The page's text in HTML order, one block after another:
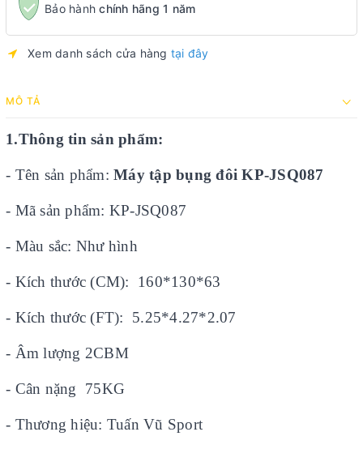
Bảo hànhchính hãng 1 năm
Xem danh sách cửa hàng tại đây
MÔ TẢ
1.Thông tin sản phẩm:
- Tên sản phẩm: Máy tập bụng đôi KP-JSQ087
- Mã sản phẩm: KP-JSQ087
- Màu sắc: Như hình
- Kích thước (CM): 160*130*63
- Kích thước (FT): 5.25*4.27*2.07
- Âm lượng 2CBM
- Cân nặng 75KG
- Thương hiệu: Tuấn Vũ Sport